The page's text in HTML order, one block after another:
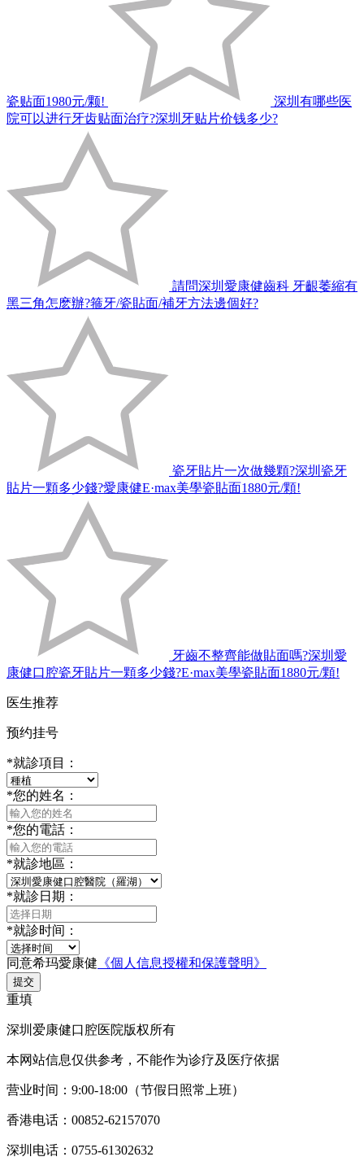
瓷贴面1980元/颗!
深圳有哪些医
院可以进行牙齿贴面治疗?深圳牙贴片价钱多少?
請問深圳愛康健齒科 牙齦萎縮有
黑三角怎麽辦?箍牙/瓷貼面/補牙方法邊個好?
瓷牙貼片一次做幾顆?深圳瓷牙
貼片一顆多少錢?愛康健E·max美學瓷貼面1880元/顆!
牙齒不整齊能做貼面嗎?深圳愛
康健口腔瓷牙貼片一顆多少錢?E·max美學瓷貼面1880元/顆!
医生推荐
预约挂号
*就診項目：
*您的姓名：
*您的電話：
*就診地區：
*就診日期：
*就診时间：
同意希玛愛康健 《個人信息授權和保護聲明》
提交
重填
深圳爱康健口腔医院版权所有
本网站信息仅供参考，不能作为诊疗及医疗依据
营业时间：9:00-18:00（节假日照常上班）
香港电话：00852-62157070
深圳电话：0755-61302632